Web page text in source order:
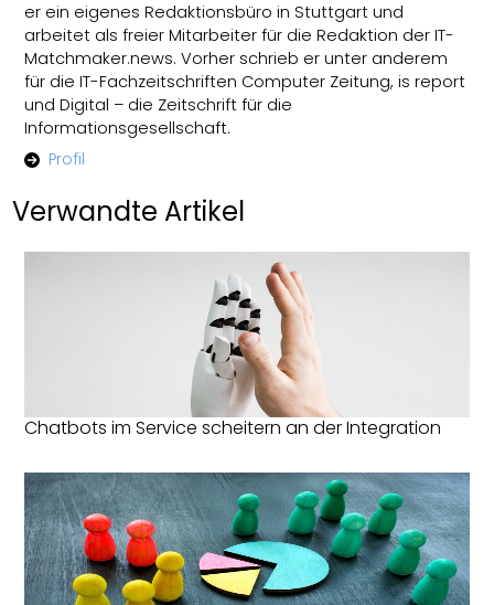
er ein eigenes Redaktionsbüro in Stuttgart und
arbeitet als freier Mitarbeiter für die Redaktion der IT-
Matchmaker.news. Vorher schrieb er unter anderem
für die IT-Fachzeitschriften Computer Zeitung, is report
und Digital – die Zeitschrift für die
Informationsgesellschaft.
Profil
Verwandte Artikel
Chatbots im Service scheitern an der Integration